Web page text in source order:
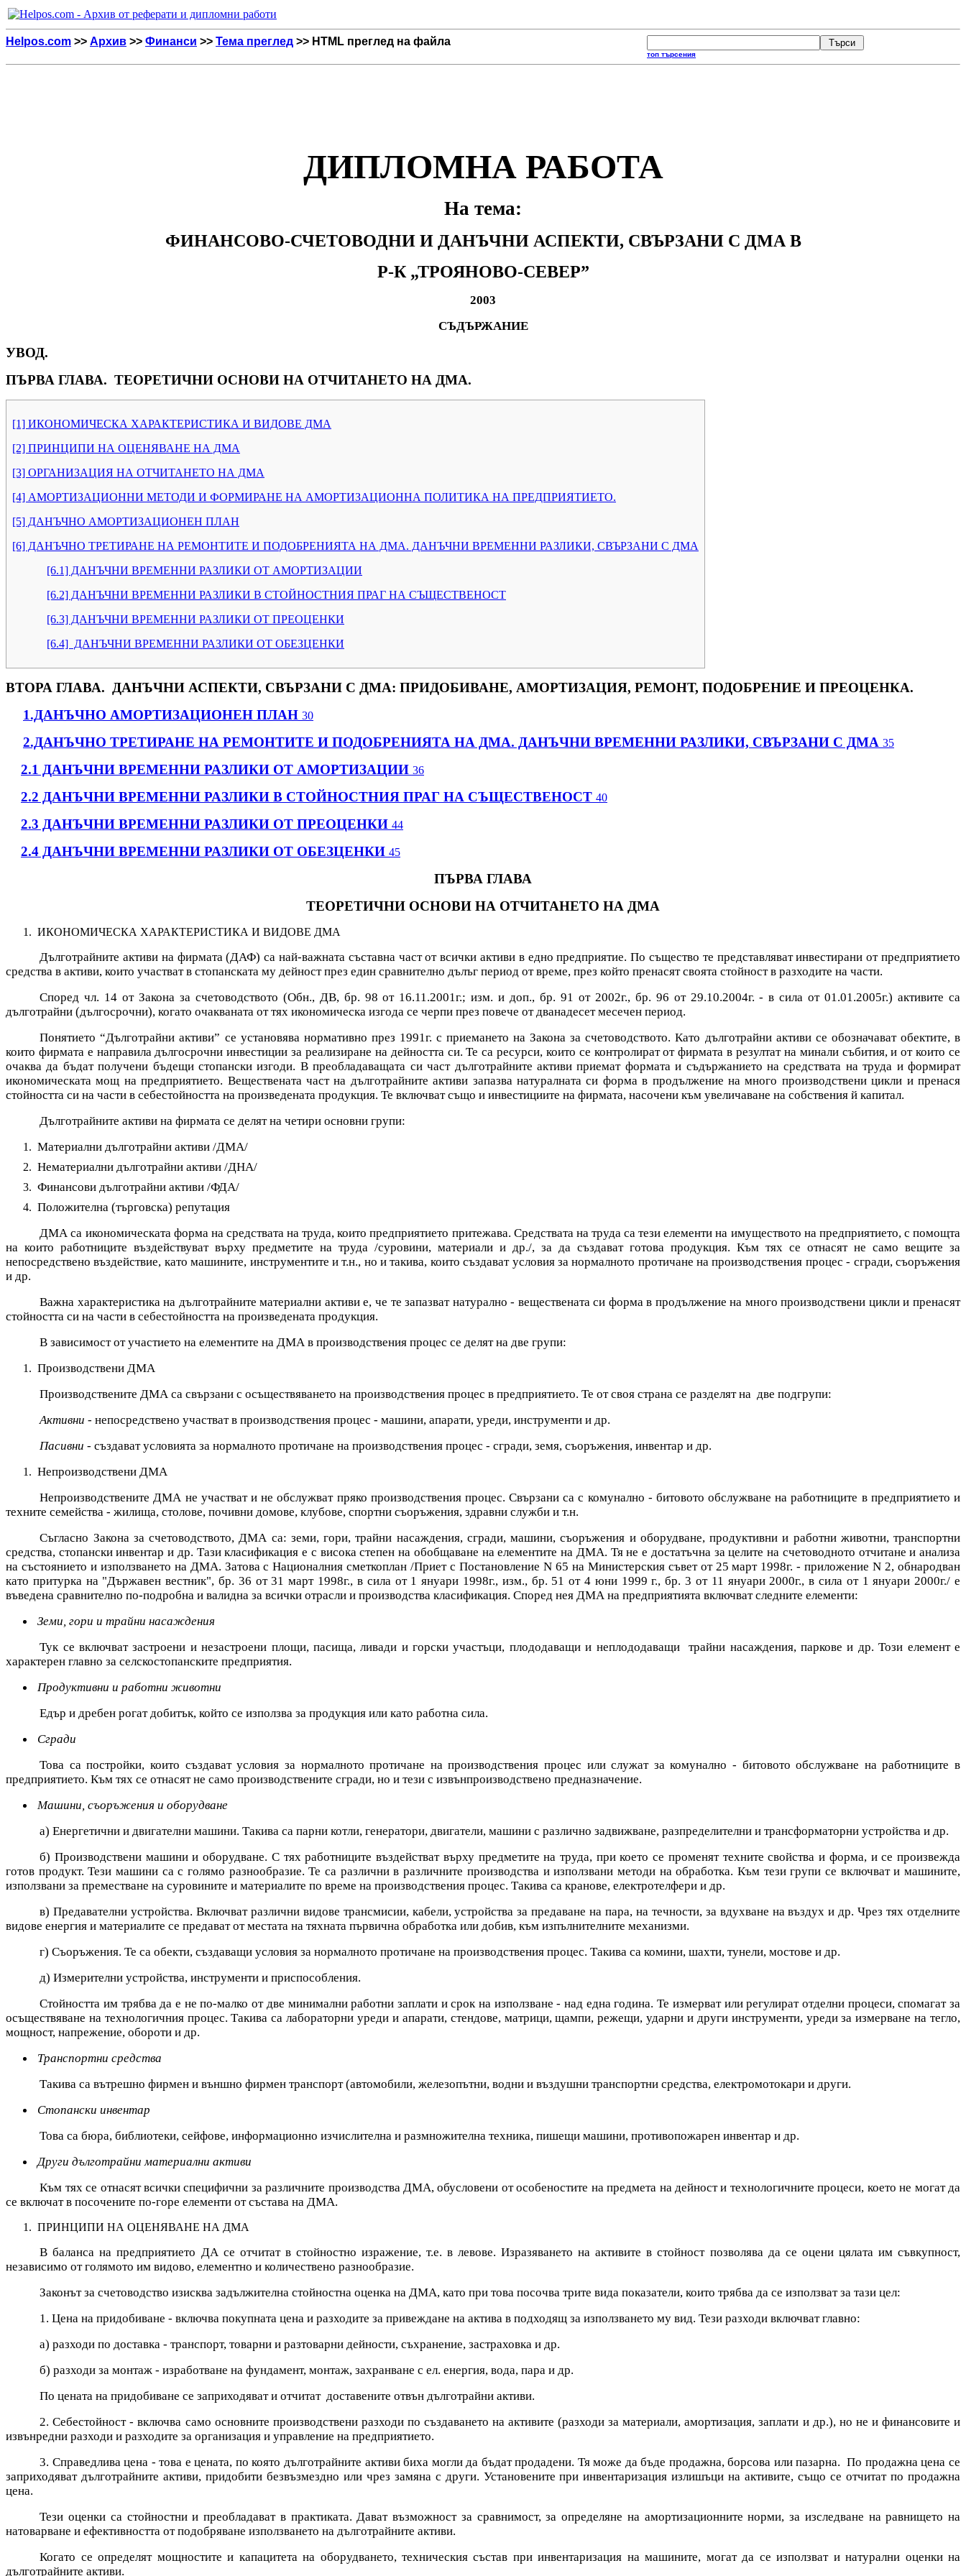
Helpos.com >> Архив >> Финанси >> Тема преглед >> HTML преглед на файла
топ търсения
ДИПЛОМНА РАБОТА
На тема:
ФИНАНСОВО-СЧЕТОВОДНИ И ДАНЪЧНИ АСПЕКТИ, СВЪРЗАНИ С ДМА В
Р-К „ТРОЯНОВО-СЕВЕР”
2003
СЪДЪРЖАНИЕ
УВОД.
ПЪРВА ГЛАВА. ТЕОРЕТИЧНИ ОСНОВИ НА ОТЧИТАНЕТО НА ДМА.
[1] ИКОНОМИЧЕСКА ХАРАКТЕРИСТИКА И ВИДОВЕ ДМА
[2] ПРИНЦИПИ НА ОЦЕНЯВАНЕ НА ДМА
[3] ОРГАНИЗАЦИЯ НА ОТЧИТАНЕТО НА ДМА
[4] АМОРТИЗАЦИОННИ МЕТОДИ И ФОРМИРАНЕ НА АМОРТИЗАЦИОННА ПОЛИТИКА НА ПРЕДПРИЯТИЕТО.
[5] ДАНЪЧНО АМОРТИЗАЦИОНЕН ПЛАН
[6] ДАНЪЧНО ТРЕТИРАНЕ НА РЕМОНТИТЕ И ПОДОБРЕНИЯТА НА ДМА. ДАНЪЧНИ ВРЕМЕННИ РАЗЛИКИ, СВЪРЗАНИ С ДМА
[6.1] ДАНЪЧНИ ВРЕМЕННИ РАЗЛИКИ ОТ АМОРТИЗАЦИИ
[6.2] ДАНЪЧНИ ВРЕМЕННИ РАЗЛИКИ В СТОЙНОСТНИЯ ПРАГ НА СЪЩЕСТВЕНОСТ
[6.3] ДАНЪЧНИ ВРЕМЕННИ РАЗЛИКИ ОТ ПРЕОЦЕНКИ
[6.4] ДАНЪЧНИ ВРЕМЕННИ РАЗЛИКИ ОТ ОБЕЗЦЕНКИ
ВТОРА ГЛАВА. ДАНЪЧНИ АСПЕКТИ, СВЪРЗАНИ С ДМА: ПРИДОБИВАНЕ, АМОРТИЗАЦИЯ, РЕМОНТ, ПОДОБРЕНИЕ И ПРЕОЦЕНКА.
1.ДАНЪЧНО АМОРТИЗАЦИОНЕН ПЛАН 30
2.ДАНЪЧНО ТРЕТИРАНЕ НА РЕМОНТИТЕ И ПОДОБРЕНИЯТА НА ДМА. ДАНЪЧНИ ВРЕМЕННИ РАЗЛИКИ, СВЪРЗАНИ С ДМА 35
2.1 ДАНЪЧНИ ВРЕМЕННИ РАЗЛИКИ ОТ АМОРТИЗАЦИИ 36
2.2 ДАНЪЧНИ ВРЕМЕННИ РАЗЛИКИ В СТОЙНОСТНИЯ ПРАГ НА СЪЩЕСТВЕНОСТ 40
2.3 ДАНЪЧНИ ВРЕМЕННИ РАЗЛИКИ ОТ ПРЕОЦЕНКИ 44
2.4 ДАНЪЧНИ ВРЕМЕННИ РАЗЛИКИ ОТ ОБЕЗЦЕНКИ 45
ПЪРВА ГЛАВА
ТЕОРЕТИЧНИ ОСНОВИ НА ОТЧИТАНЕТО НА ДМА
ИКОНОМИЧЕСКА ХАРАКТЕРИСТИКА И ВИДОВЕ ДМА
Дълготрайните активи на фирмата (ДАФ) са най-важната съставна част от всички активи в едно предприятие. По същество те представляват инвестирани от предприятието
средства в активи, които участват в стопанската му дейност през един сравнително дълъг период от време, през който пренасят своята стойност в разходите на части.
Според чл. 14 от Закона за счетоводството (Обн., ДВ, бр. 98 от 16.11.2001г.; изм. и доп., бр. 91 от 2002г., бр. 96 от 29.10.2004г. - в сила от 01.01.2005г.) активите са
дълготрайни (дългосрочни), когато очакваната от тях икономическа изгода се черпи през повече от дванадесет месечен период.
Понятието “Дълготрайни активи” се установява нормативно през 1991г. с приемането на Закона за счетоводството. Като дълготрайни активи се обозначават обектите, в
които фирмата е направила дългосрочни инвестиции за реализиране на дейността си. Те са ресурси, които се контролират от фирмата в резултат на минали събития, и от които се
очаква да бъдат получени бъдещи стопански изгоди. В преобладаващата си част дълготрайните активи приемат формата и съдържанието на средствата на труда и формират
икономическата мощ на предприятието. Веществената част на дълготрайните активи запазва натуралната си форма в продължение на много производствени цикли и пренася
стойността си на части в себестойността на произведената продукция. Те включват също и инвестициите на фирмата, насочени към увеличаване на собствения й капитал.
Дълготрайните активи на фирмата се делят на четири основни групи:
Материални дълготрайни активи /ДМА/
Нематериални дълготрайни активи /ДНА/
Финансови дълготрайни активи /ФДА/
Положителна (търговска) репутация
ДМА са икономическата форма на средствата на труда, които предприятието притежава. Средствата на труда са тези елементи на имуществото на предприятието, с помощта
на които работниците въздействуват върху предметите на труда /суровини, материали и др./, за да създават готова продукция. Към тях се отнасят не само вещите за
непосредствено въздействие, като машините, инструментите и т.н., но и такива, които създават условия за нормалното протичане на производствения процес - сгради, съоръжения
и др.
Важна характеристика на дълготрайните материални активи е, че те запазват натурално - веществената си форма в продължение на много производствени цикли и пренасят
стойността си на части в себестойността на произведената продукция.
В зависимост от участието на елементите на ДМА в производствения процес се делят на две групи:
Производствени ДМА
Производствените ДМА са свързани с осъществяването на производствения процес в предприятието. Те от своя страна се разделят на две подгрупи:
Активни - непосредствено участват в производствения процес - машини, апарати, уреди, инструменти и др.
Пасивни - създават условията за нормалното протичане на производствения процес - сгради, земя, съоръжения, инвентар и др.
Непроизводствени ДМА
Непроизводствените ДМА не участват и не обслужват пряко производствения процес. Свързани са с комунално - битовото обслужване на работниците в предприятието и
техните семейства - жилища, столове, почивни домове, клубове, спортни съоръжения, здравни служби и т.н.
Съгласно Закона за счетоводството, ДМА са: земи, гори, трайни насаждения, сгради, машини, съоръжения и оборудване, продуктивни и работни животни, транспортни
средства, стопански инвентар и др. Тази класификация е с висока степен на обобщаване на елементите на ДМА. Тя не е достатъчна за целите на счетоводното отчитане и анализа
на състоянието и използването на ДМА. Затова с Националния сметкоплан /Приет с Постановление N 65 на Министерския съвет от 25 март 1998г. - приложение N 2, обнародван
като притурка на "Държавен вестник", бр. 36 от 31 март 1998г., в сила от 1 януари 1998г., изм., бр. 51 от 4 юни 1999 г., бр. 3 от 11 януари 2000г., в сила от 1 януари 2000г./ е
въведена сравнително по-подробна и валидна за всички отрасли и производства класификация. Според нея ДМА на предприятията включват следните елементи:
Земи, гори и трайни насаждения
Тук се включват застроени и незастроени площи, пасища, ливади и горски участъци, плододаващи и неплододаващи трайни насаждения, паркове и др. Този елемент е
характерен главно за селскостопанските предприятия.
Продуктивни и работни животни
Едър и дребен рогат добитък, който се използва за продукция или като работна сила.
Сгради
Това са постройки, които създават условия за нормалното протичане на производствения процес или служат за комунално - битовото обслужване на работниците в
предприятието. Към тях се отнасят не само производствените сгради, но и тези с извънпроизводствено предназначение.
Машини, съоръжения и оборудване
а) Енергетични и двигателни машини. Такива са парни котли, генератори, двигатели, машини с различно задвижване, разпределителни и трансформаторни устройства и др.
б) Производствени машини и оборудване. С тях работниците въздействат върху предметите на труда, при което се променят техните свойства и форма, и се произвежда
готов продукт. Тези машини са с голямо разнообразие. Те са различни в различните производства и използвани методи на обработка. Към тези групи се включват и машините,
използвани за преместване на суровините и материалите по време на производствения процес. Такива са кранове, електротелфери и др.
в) Предавателни устройства. Включват различни видове трансмисии, кабели, устройства за предаване на пара, на течности, за вдухване на въздух и др. Чрез тях отделните
видове енергия и материалите се предават от местата на тяхната първична обработка или добив, към изпълнителните механизми.
г) Съоръжения. Те са обекти, създаващи условия за нормалното протичане на производствения процес. Такива са комини, шахти, тунели, мостове и др.
д) Измерителни устройства, инструменти и приспособления.
Стойността им трябва да е не по-малко от две минимални работни заплати и срок на използване - над една година. Те измерват или регулират отделни процеси, спомагат за
осъществяване на технологичния процес. Такива са лабораторни уреди и апарати, стендове, матрици, щампи, режещи, ударни и други инструменти, уреди за измерване на тегло,
мощност, напрежение, обороти и др.
Транспортни средства
Такива са вътрешно фирмен и външно фирмен транспорт (автомобили, железопътни, водни и въздушни транспортни средства, електромотокари и други.
Стопански инвентар
Това са бюра, библиотеки, сейфове, информационно изчислителна и размножителна техника, пишещи машини, противопожарен инвентар и др.
Други дълготрайни материални активи
Към тях се отнасят всички специфични за различните производства ДМА, обусловени от особеностите на предмета на дейност и технологичните процеси, което не могат да
се включат в посочените по-горе елементи от състава на ДМА.
ПРИНЦИПИ НА ОЦЕНЯВАНЕ НА ДМА
В баланса на предприятието ДА се отчитат в стойностно изражение, т.е. в левове. Изразяването на активите в стойност позволява да се оцени цялата им съвкупност,
независимо от голямото им видово, елементно и количествено разнообразие.
Законът за счетоводство изисква задължителна стойностна оценка на ДМА, като при това посочва трите вида показатели, които трябва да се използват за тази цел:
1. Цена на придобиване - включва покупната цена и разходите за привеждане на актива в подходящ за използването му вид. Тези разходи включват главно:
а) разходи по доставка - транспорт, товарни и разтоварни дейности, съхранение, застраховка и др.
б) разходи за монтаж - изработване на фундамент, монтаж, захранване с ел. енергия, вода, пара и др.
По цената на придобиване се заприходяват и отчитат доставените отвън дълготрайни активи.
2. Себестойност - включва само основните производствени разходи по създаването на активите (разходи за материали, амортизация, заплати и др.), но не и финансовите и
извънредни разходи и разходите за организация и управление на предприятието.
3. Справедлива цена - това е цената, по която дълготрайните активи биха могли да бъдат продадени. Тя може да бъде продажна, борсова или пазарна. По продажна цена се
заприходяват дълготрайните активи, придобити безвъзмездно или чрез замяна с други. Установените при инвентаризация излишъци на активите, също се отчитат по продажна
цена.
Тези оценки са стойностни и преобладават в практиката. Дават възможност за сравнимост, за определяне на амортизационните норми, за изследване на равнището на
натоварване и ефективността от подобряване използването на дълготрайните активи.
Когато се определят мощностите и капацитета на оборудването, техническия състав при инвентаризация на машините, могат да се използват и натурални оценки на
дълготрайните активи.